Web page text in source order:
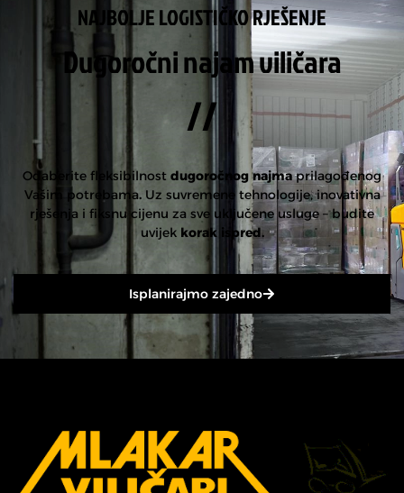
NAJBOLJE LOGISTIČKO RJEŠENJE
Dugoročni najam viličara
//
Odaberite fleksibilnost dugoročnog najmaprilagođenog
Vašim potrebama.Uz suvremene tehnologije, inovativna
rješenja i fiksnu cijenu za sve uključene usluge – budite
uvijekkorak ispred.
Isplanirajmo zajedno